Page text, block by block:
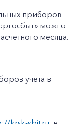
приборов
можно
месяца.
учета в